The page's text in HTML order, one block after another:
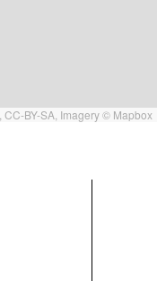
CC-BY-SA , Imagery © Mapbox